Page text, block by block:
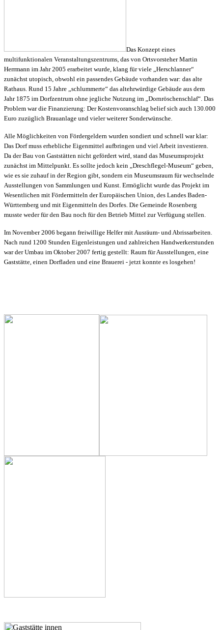
Das Konzept eines
multifunktionalen Veranstaltungszentrums, das von Ortsvorsteher Martin
Herrmann im Jahr 2005 erarbeitet wurde, klang für viele „Herschlanner“
zunächst utopisch, obwohl ein passendes Gebäude vorhanden war: das alte
Rathaus. Rund 15 Jahre „schlummerte“ das altehrwürdige Gebäude aus dem
Jahr 1875 im Dorfzentrum ohne jegliche Nutzung im „Dornröschenschlaf“. Das
Problem war die Finanzierung: Der Kostenvoranschlag belief sich auch 130.000
Euro zuzüglich Brauanlage und vieler weiterer Sonderwünsche.
Alle Möglichkeiten von Fördergeldern wurden sondiert und schnell war klar:
Das Dorf muss erhebliche Eigenmittel aufbringen und viel Arbeit investieren.
Da der Bau von Gaststätten nicht gefördert wird, stand das Museumsprojekt
zunächst im Mittelpunkt. Es sollte jedoch kein „Dreschflegel-Museum“ geben,
wie es sie zuhauf in der Region gibt, sondern ein Museumsraum für wechselnde
Ausstellungen von Sammlungen und Kunst. Ermöglicht wurde das Projekt im
Wesentlichen mit Fördermitteln der Europäischen Union, des Landes Baden-
Württemberg und mit Eigenmitteln des Dorfes. Die Gemeinde Rosenberg
musste weder für den Bau noch für den Betrieb Mittel zur Verfügung stellen.
Im November 2006 begann freiwillige Helfer mit Ausräum- und Abrissarbeiten.
Nach rund 1200 Stunden Eigenleistungen und zahlreichen Handwerkerstunden
war der Umbau im Oktober 2007 fertig gestellt: Raum für Ausstellungen, eine
Gaststätte, einen Dorfladen und eine Brauerei - jetzt konnte es losgehen!